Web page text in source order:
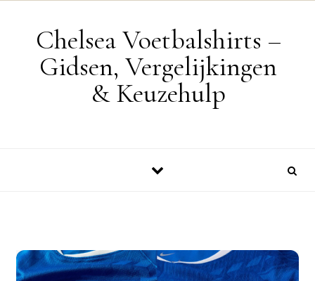
Chelsea Voetbalshirts –
Gidsen, Vergelijkingen
& Keuzehulp